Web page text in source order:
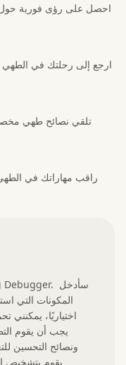
احصل على رؤى فورية
ارجع إلى رحلتك في
تلقي نصائح طهي
راقب مهاراتك في